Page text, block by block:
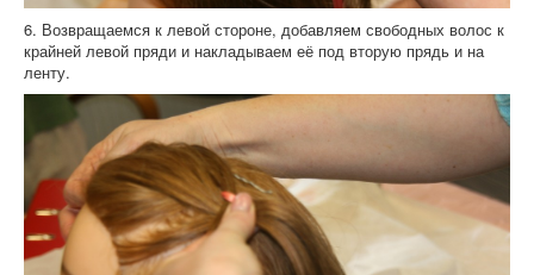
6. Возвращаемся к левой стороне, добавляем свободных волос к
крайней левой пряди и накладываем её под вторую прядь и на
ленту.